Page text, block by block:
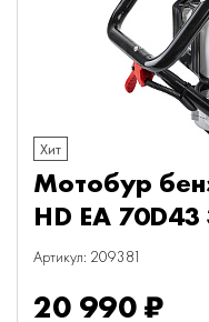
Хит
Мотобур
HD EA
Артикул: 209381
20 990 ₽